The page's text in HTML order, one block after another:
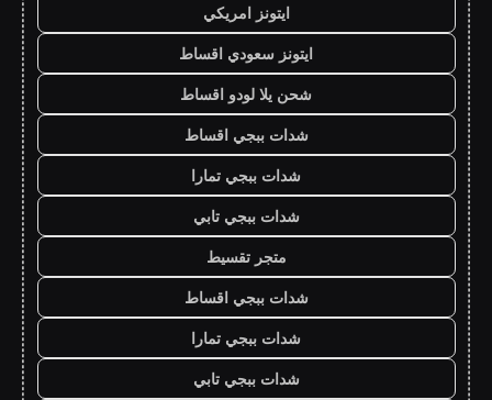
ايتونز امريكي
ايتونز سعودي اقساط
شحن يلا لودو اقساط
شدات ببجي اقساط
شدات ببجي تمارا
شدات ببجي تابي
متجر تقسيط
شدات ببجي اقساط
شدات ببجي تمارا
شدات ببجي تابي